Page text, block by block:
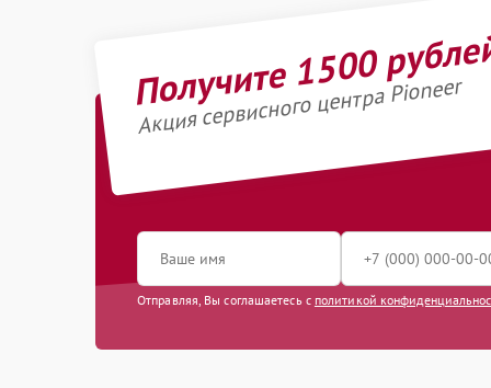
Получите 1500
Акция сервисного центра Pioneer
Отправляя, Вы соглашаетесь с политикой